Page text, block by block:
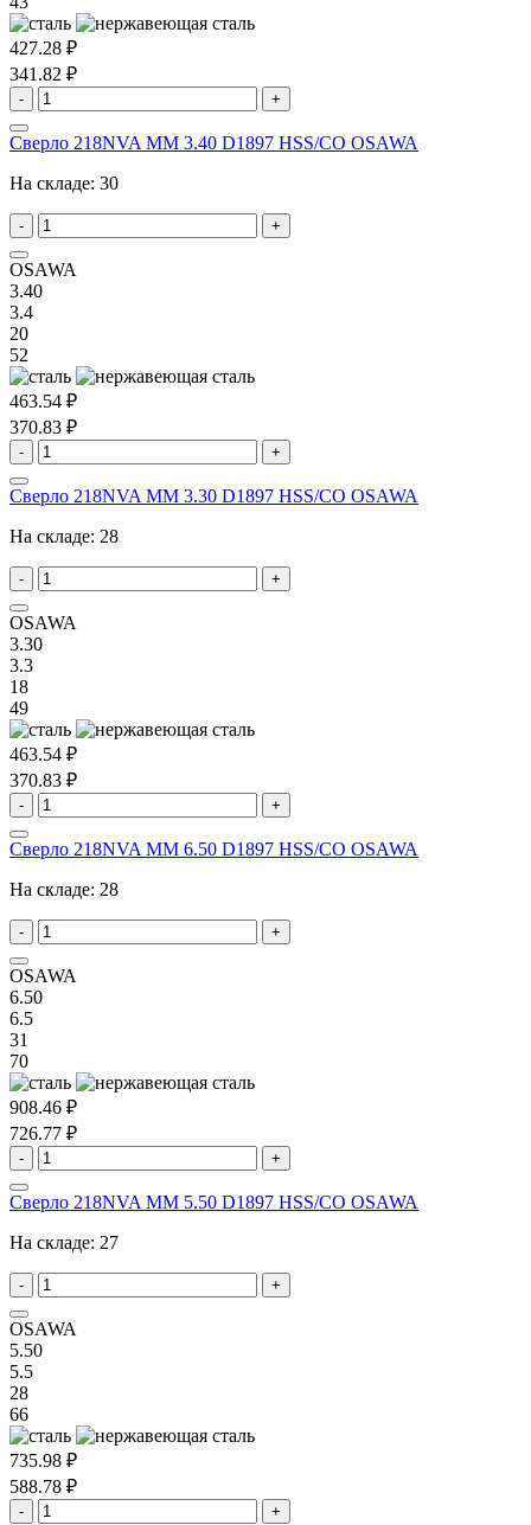
427.28 ₽
341.82 ₽
- +
Сверло 218NVA MM 3.40 D1897 HSS/CO OSAWA
На складе: 30
- +
OSAWA
3.40
3.4
20
52
463.54 ₽
370.83 ₽
- +
Сверло 218NVA MM 3.30 D1897 HSS/CO OSAWA
На складе: 28
- +
OSAWA
3.30
3.3
18
49
463.54 ₽
370.83 ₽
- +
Сверло 218NVA MM 6.50 D1897 HSS/CO OSAWA
На складе: 28
- +
OSAWA
6.50
6.5
31
70
908.46 ₽
726.77 ₽
- +
Сверло 218NVA MM 5.50 D1897 HSS/CO OSAWA
На складе: 27
- +
OSAWA
5.50
5.5
28
66
735.98 ₽
588.78 ₽
- +